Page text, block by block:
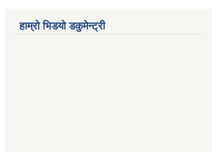
हाम्रो भिडयो डकुमेन्ट्री